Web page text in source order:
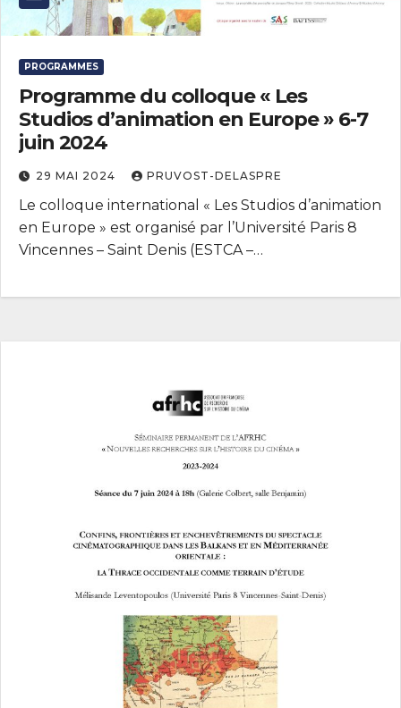
PROGRAMMES
Programme du colloque « Les
Studios d’animation en Europe » 6-7
juin 2024
29 MAI 2024 PRUVOST-DELASPRE
Le colloque international « Les Studios d’animation
en Europe » est organisé par l’Université Paris 8
Vincennes – Saint Denis (ESTCA –…